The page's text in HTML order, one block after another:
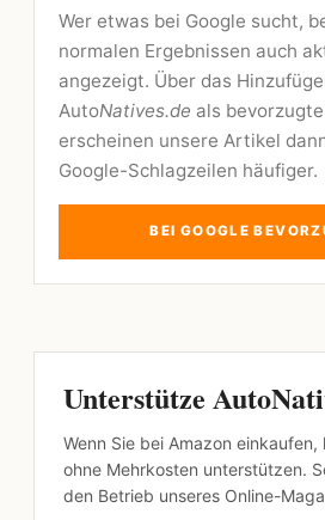
Wer etwas bei Google sucht,
normalen Ergebnissen auch
angezeigt. Über das
AutoNatives.de als
erscheinen unsere Artikel
Google-Schlagzeilen häufiger.
BEI GOOGLE
Unterstütze
Wenn Sie bei Amazon einkaufen,
ohne Mehrkosten unterstützen.
den Betrieb unseres Online-